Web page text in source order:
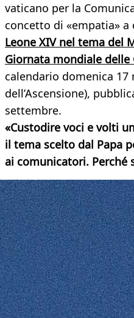
vaticano per la
concetto di «empatia»
Leone XIV nel tema del
Giornata mondiale delle
calendario domenica
dell’Ascensione),
settembre.
«Custodire voci e volti
il tema scelto dal Papa
ai comunicatori. Perché